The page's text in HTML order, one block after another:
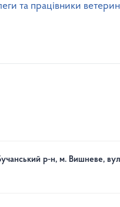
та працівники
р-н, м. Вишневе,